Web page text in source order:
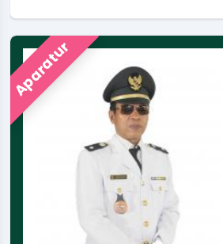
Aparatur
RUSGIYANTI
Jagabaya